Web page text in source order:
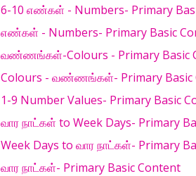
6-10 எண்கள் - Numbers- Primary
எண்கள் - Numbers- Primary Basic
வண்ணங்கள்-Colours - Primary Basic
Colours - வண்ணங்கள்- Primary Basic
1-9 Number Values- Primary Basic
வார நாட்கள் to Week Days- Primary
Week Days to வார நாட்கள்- Primary
வார நாட்கள்- Primary Basic Content